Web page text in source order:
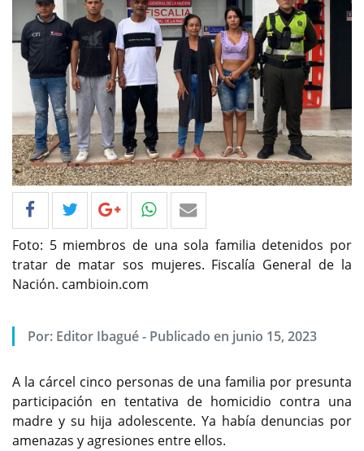
Foto: 5 miembros de una sola familia detenidos por
tratar de matar sos mujeres. Fiscalía General de la
Nación. cambioin.com
Por: Editor Ibagué - Publicado en junio 15, 2023
A la cárcel cinco personas de una familia por presunta
participación en tentativa de homicidio contra una
madre y su hija adolescente. Ya había denuncias por
amenazas y agresiones entre ellos.